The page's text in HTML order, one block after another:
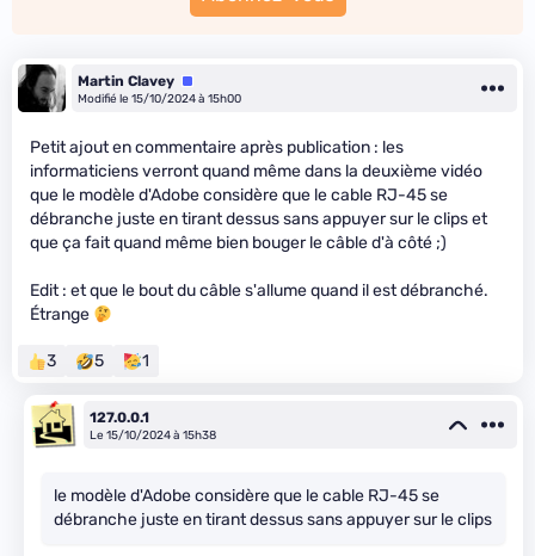
Martin Clavey Équipe
Modifié le 15/10/2024 à 15h00
Petit ajout en commentaire après publication : les
informaticiens verront quand même dans la deuxième vidéo
que le modèle d'Adobe considère que le cable RJ-45 se
débranche juste en tirant dessus sans appuyer sur le clips et
que ça fait quand même bien bouger le câble d'à côté ;)
Edit : et que le bout du câble s'allume quand il est débranché.
Étrange
3 5 1
127.0.0.1
Le 15/10/2024 à 15h38
le modèle d'Adobe considère que le cable RJ-45 se
débranche juste en tirant dessus sans appuyer sur le clips